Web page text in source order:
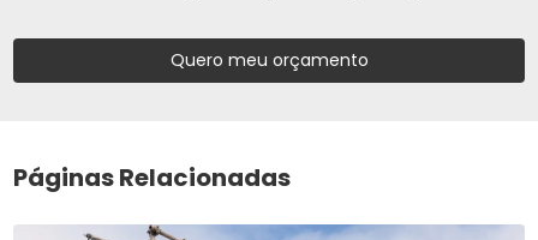
Quero meu orçamento
Páginas Relacionadas